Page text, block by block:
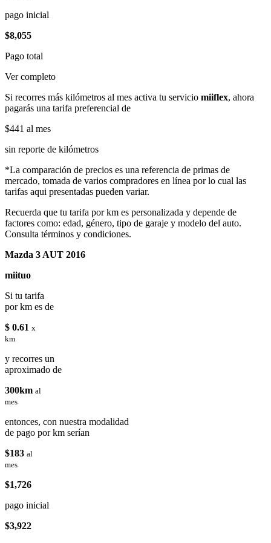
pago inicial
$8,055
Pago total
Ver completo
Si recorres más kilómetros al mes activa tu servicio miiflex, ahora
pagarás una tarifa preferencial de
$441 al mes
sin reporte de kilómetros
*La comparación de precios es una referencia de primas de
mercado, tomada de varios compradores en línea por lo cual las
tarifas aqui presentadas pueden variar.
Recuerda que tu tarifa por km es personalizada y depende de
factores como: edad, género, tipo de garaje y modelo del auto.
Consulta términos y condiciones.
Mazda 3 AUT 2016
miituo
Si tu tarifa
por km es de
$ 0.61 x
km
y recorres un
aproximado de
300km al
mes
entonces, con nuestra modalidad
de pago por km serían
$183 al
mes
$1,726
pago inicial
$3,922